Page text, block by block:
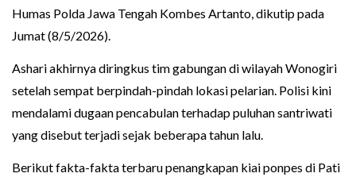
Humas Polda Jawa Tengah Kombes Artanto, dikutip pada
Jumat (8/5/2026).
Ashari akhirnya diringkus tim gabungan di wilayah Wonogiri
setelah sempat berpindah-pindah lokasi pelarian. Polisi kini
mendalami dugaan pencabulan terhadap puluhan santriwati
yang disebut terjadi sejak beberapa tahun lalu.
Berikut fakta-fakta terbaru penangkapan kiai ponpes di Pati